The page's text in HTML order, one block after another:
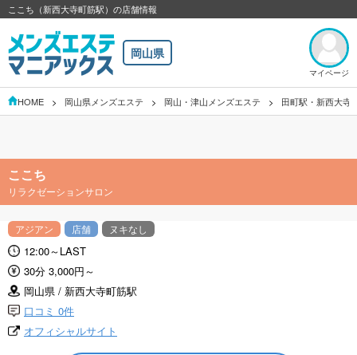
ここち（新西大寺町筋駅）の店舗情報
岡山県
マイページ
HOME 岡山県メンズエステ 岡山・津山メンズエステ 田町駅・新西大寺
ここち
リラクゼーションサロン
アジアン 店舗 ヌキなし
12:00～LAST
30分 3,000円～
岡山県 / 新西大寺町筋駅
口コミ 0件
オフィシャルサイト